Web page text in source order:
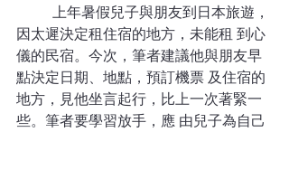
因太遲決定租住宿的地方，未能租 到心
儀的民宿。今次，筆者建議他與朋友早
點決定日期、地點，預訂機票 及住宿的
地方，見他坐言起行，比上一次著緊一
些。筆者要學習放手，應 由兒子為自己